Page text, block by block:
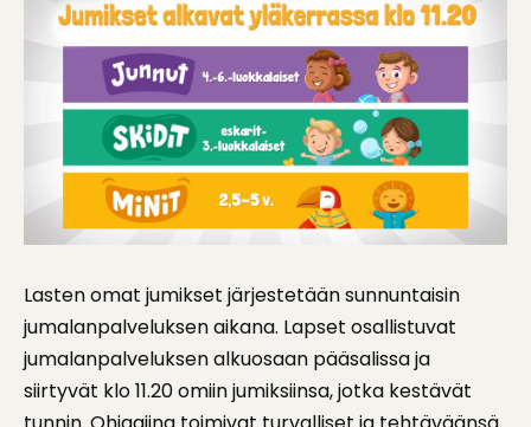
Lasten omat jumikset järjestetään sunnuntaisin
jumalanpalveluksen aikana. Lapset osallistuvat
jumalanpalveluksen alkuosaan pääsalissa ja
siirtyvät klo 11.20 omiin jumiksiinsa, jotka kestävät